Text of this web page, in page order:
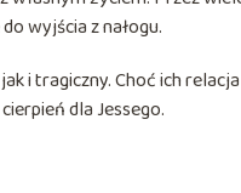
wyjścia z nałogu.
i tragiczny. Choć ich relacja
dla Jessego.